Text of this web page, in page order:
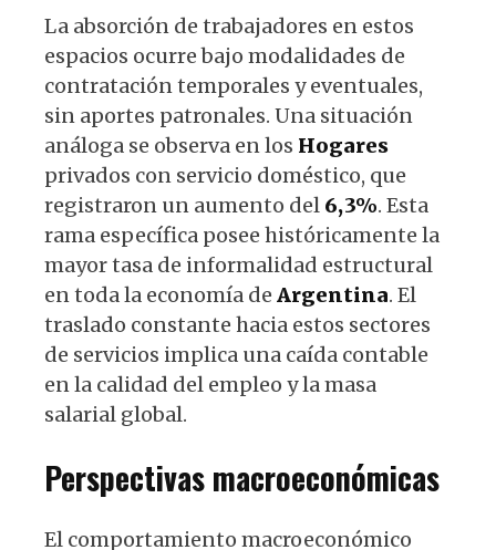
La absorción de trabajadores en estos
espacios ocurre bajo modalidades de
contratación temporales y eventuales,
sin aportes patronales. Una situación
análoga se observa en los Hogares
privados con servicio doméstico, que
registraron un aumento del 6,3%. Esta
rama específica posee históricamente la
mayor tasa de informalidad estructural
en toda la economía de Argentina. El
traslado constante hacia estos sectores
de servicios implica una caída contable
en la calidad del empleo y la masa
salarial global.
Perspectivas macroeconómicas
El comportamiento macroeconómico